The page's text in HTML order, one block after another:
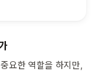
요한 역할을 하지만,